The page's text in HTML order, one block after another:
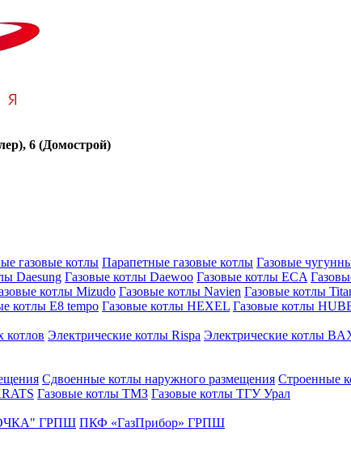
6 (Домострой)
газовые котлы Парапетные газовые котлы Газовые
Daesung Газовые котлы Daewoo Газовые котлы ECA
котлы Mizudo Газовые котлы Navien Газовые котлы
котлы E8 tempo Газовые котлы HEXEL Газовые котлы
котлов Электрические котлы Rispa Электрические котлы
Сдвоенные котлы наружного размещения Строенные
Газовые котлы ТМЗ Газовые котлы ТГУ Урал
ГРПШ ПКФ «ГазПрибор» ГРПШ